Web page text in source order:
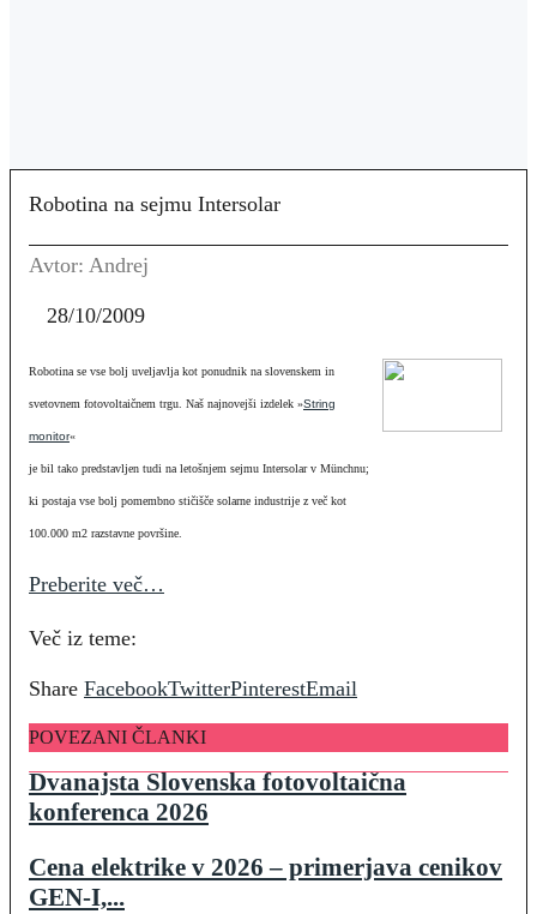
Robotina na sejmu Intersolar
Avtor: Andrej
28/10/2009
Robotina se vse bolj uveljavlja kot ponudnik na slovenskem in
svetovnem fotovoltaičnem trgu. Naš najnovejši izdelek »String
monitor«
je bil tako predstavljen tudi na letošnjem sejmu Intersolar v Münchnu;
ki postaja vse bolj pomembno stičišče solarne industrije z več kot
100.000 m2 razstavne površine.
Preberite več…
Več iz teme:
Share FacebookTwitterPinterestEmail
POVEZANI ČLANKI
Dvanajsta Slovenska fotovoltaična
konferenca 2026
Cena elektrike v 2026 – primerjava cenikov
GEN-I,...